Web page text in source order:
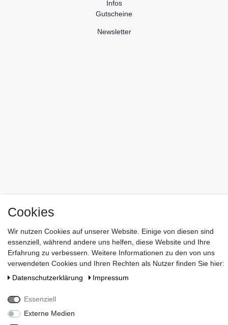
Infos
Gutscheine
Newsletter
Zahlen Sie bei uns mit Paypal, Visa oder Mastercard. //
Cookies
Wir nutzen Cookies auf unserer Website. Einige von diesen sind
essenziell, während andere uns helfen, diese Website und Ihre
Erfahrung zu verbessern. Weitere Informationen zu den von uns
verwendeten Cookies und Ihren Rechten als Nutzer finden Sie hier:
Daten­schutz­erklärung
Impressum
Essenziell
Externe Medien